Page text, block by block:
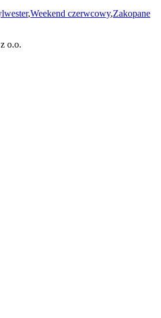
,Weekend czerwcowy,Zakopane
o.o.